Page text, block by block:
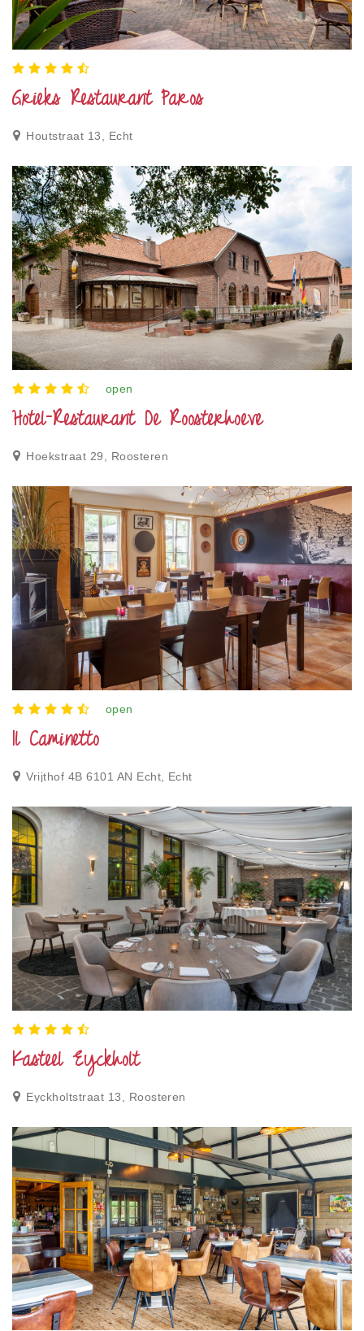
Grieks Restaurant Paros
Houtstraat 13, Echt
open
Hotel-Restaurant De Roosterhoeve
Hoekstraat 29, Roosteren
open
Il Caminetto
Vrijthof 4B 6101 AN Echt, Echt
Kasteel Eyckholt
Eyckholtstraat 13, Roosteren